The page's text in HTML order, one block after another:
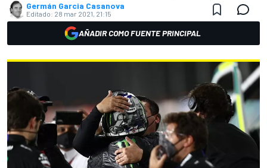
Germán Garcia Casanova
Editado: 28 mar 2021, 21:15
AÑADIR COMO FUENTE PRINCIPAL